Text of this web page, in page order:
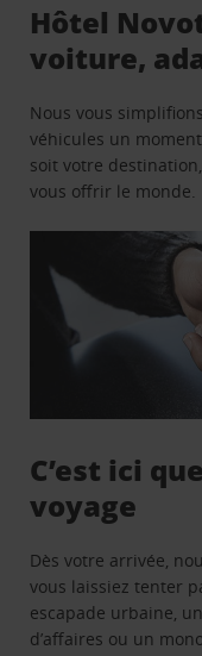
Hôtel
voiture,
Nous vous
véhicules un
soit votre
vous offrir le monde.
C’est ici
voyage
Dès votre arrivée,
vous laissiez tenter
escapade urbaine,
d’affaires ou un